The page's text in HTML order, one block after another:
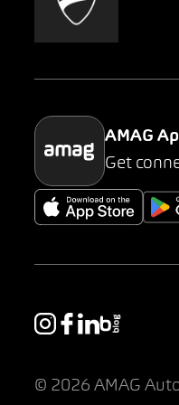
Parking
AMAG
Get
© 2026 AMAG